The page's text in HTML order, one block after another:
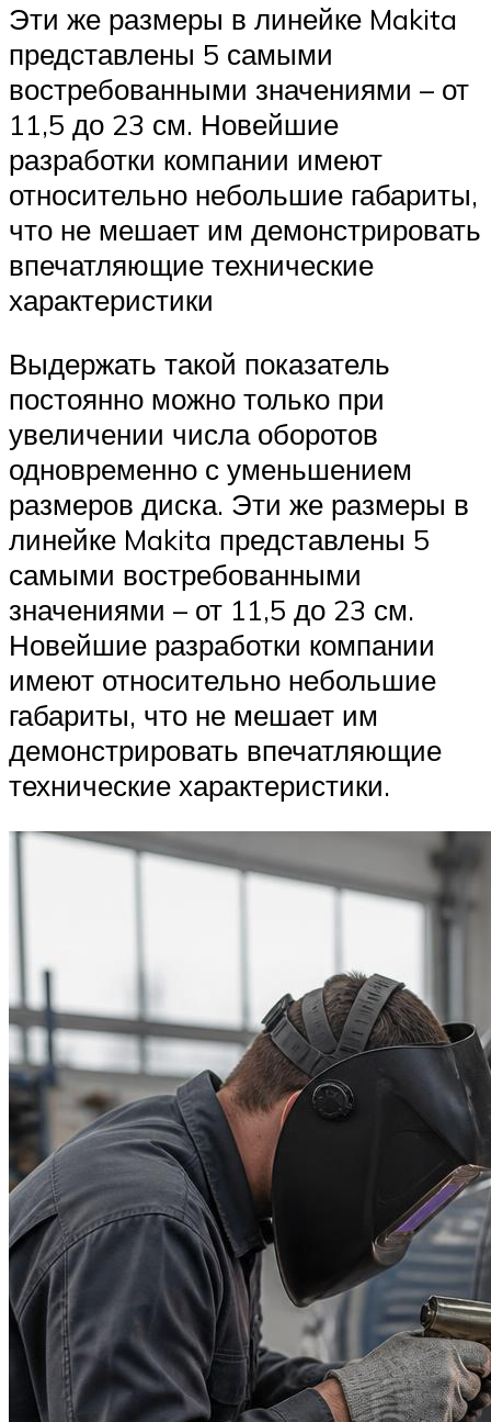
Эти же размеры в линейке Makita
представлены 5 самыми
востребованными значениями – от
11,5 до 23 см. Новейшие
разработки компании имеют
относительно небольшие габариты,
что не мешает им демонстрировать
впечатляющие технические
характеристики
Выдержать такой показатель
постоянно можно только при
увеличении числа оборотов
одновременно с уменьшением
размеров диска. Эти же размеры в
линейке Makita представлены 5
самыми востребованными
значениями – от 11,5 до 23 см.
Новейшие разработки компании
имеют относительно небольшие
габариты, что не мешает им
демонстрировать впечатляющие
технические характеристики.